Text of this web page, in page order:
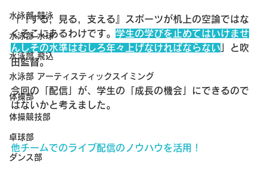
水泳部 競泳
水泳部 水球
水泳部 飛込
水泳部 アーティスティックスイミング
体操部
体操競技部
卓球部
ダンス部
「『する，見る，支える』スポーツが机上の空論ではな
くそこにあるわけです。 学生の学びを止めてはいけませ
んしその水準はむしろ年々上げなければならない 」と吹
田監督。
今回の「配信」が、学生の「成長の機会」にできるので
はないかと考えました。
他チームでのライブ配信のノウハウを活用！